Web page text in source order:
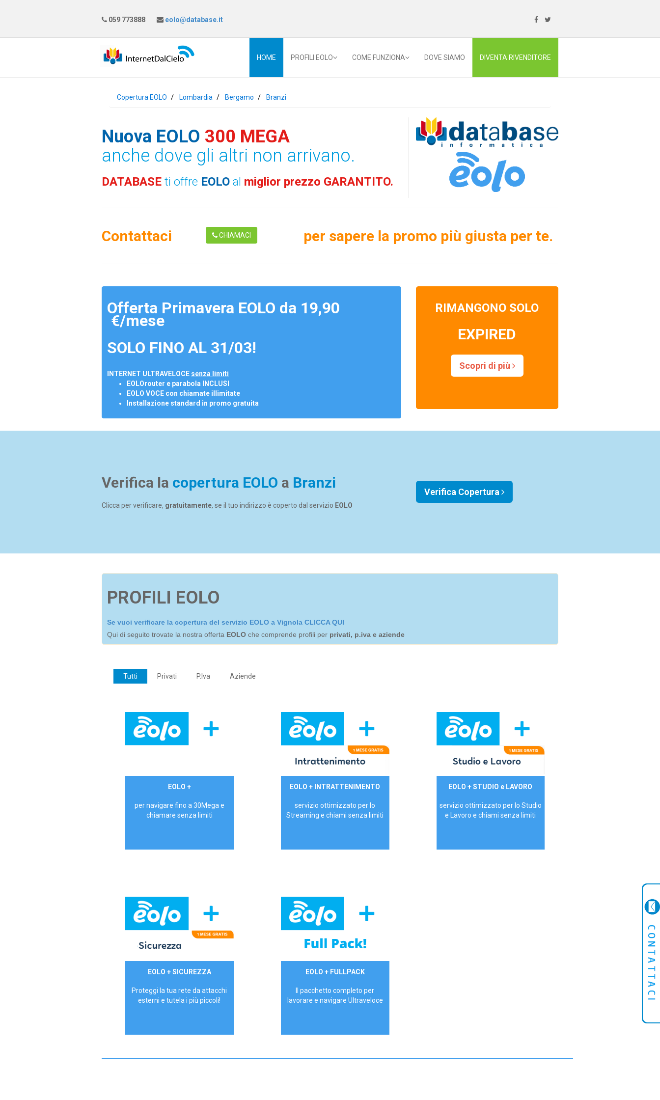
059 773888 eolo@database.it
HOME PROFILI EOLO COME FUNZIONA DOVE SIAMO DIVENTA RIVENDITORE
Copertura EOLO Lombardia Bergamo Branzi
Nuova EOLO 300 MEGA
anche dove gli altri non arrivano.
DATABASE ti offre EOLO al miglior prezzo GARANTITO.
Contattaci CHIAMACI per sapere la promo più giusta per te.
Offerta Primavera EOLO da 19,90
€/mese
SOLO FINO AL 31/03!
INTERNET ULTRAVELOCE senza limiti
EOLOrouter e parabola INCLUSI
EOLO VOCE con chiamate illimitate
Installazione standard in promo gratuita
RIMANGONO SOLO
EXPIRED
Scopri di più
Verifica la copertura EOLO a Branzi
Clicca per verificare, gratuitamente, se il tuo indirizzo è coperto dal servizio EOLO
Verifica Copertura
PROFILI EOLO
Se vuoi verificare la copertura del servizio EOLO a Vignola CLICCA QUI
Qui di seguito trovate la nostra offerta EOLO che comprende profili per privati, p.iva e aziende
Tutti Privati P.Iva Aziende
€ 24,90/meseEOLO +
per navigare fino a 30Mega e
chiamare senza limiti
29,90€/mese
EOLO + INTRATTENIMENTO
servizio ottimizzato per lo
Streaming e chiami senza limiti
29,90€/mese
EOLO + STUDIO e LAVORO
servizio ottimizzato per lo Studio
e Lavoro e chiami senza limiti
29,90€/mese
EOLO + SICUREZZA
Proteggi la tua rete da attacchi
esterni e tutela i più piccoli!
34,90 €/meseEOLO + FULLPACK
Il pacchetto completo per
lavorare e navigare Ultraveloce